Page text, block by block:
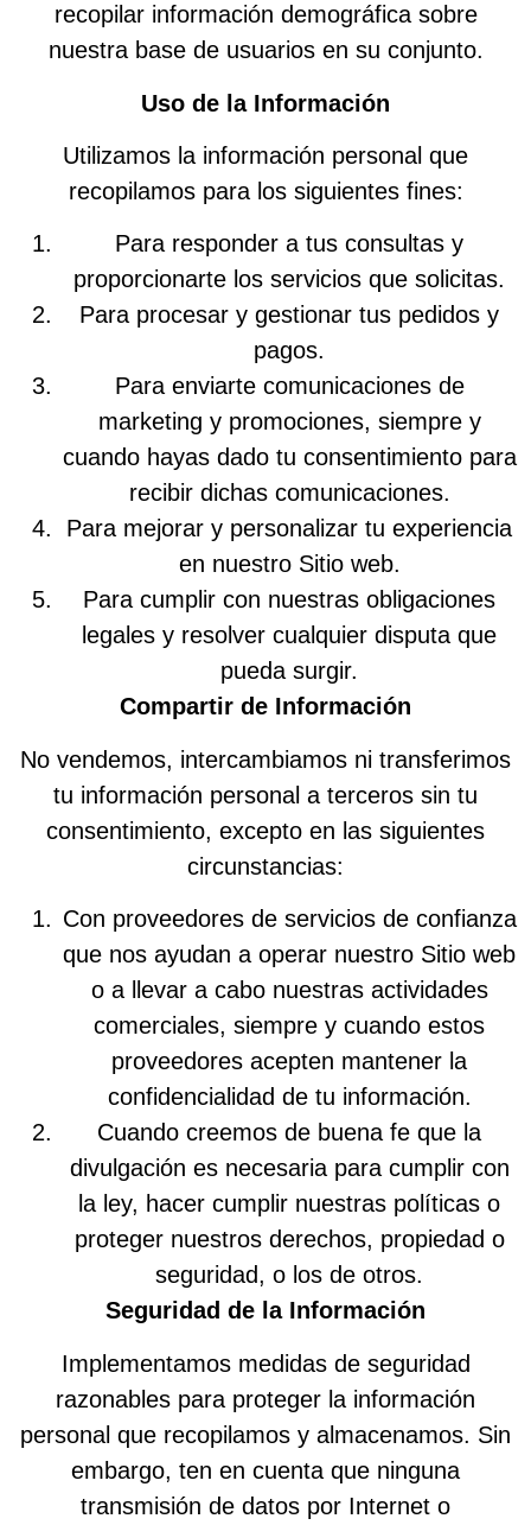
recopilar información demográfica sobre
nuestra base de usuarios en su conjunto.
Uso de la Información
Utilizamos la información personal que
recopilamos para los siguientes fines:
Para responder a tus consultas y
proporcionarte los servicios que solicitas.
Para procesar y gestionar tus pedidos y
pagos.
Para enviarte comunicaciones de
marketing y promociones, siempre y
cuando hayas dado tu consentimiento para
recibir dichas comunicaciones.
Para mejorar y personalizar tu experiencia
en nuestro Sitio web.
Para cumplir con nuestras obligaciones
legales y resolver cualquier disputa que
pueda surgir.
Compartir de Información
No vendemos, intercambiamos ni transferimos
tu información personal a terceros sin tu
consentimiento, excepto en las siguientes
circunstancias:
Con proveedores de servicios de confianza
que nos ayudan a operar nuestro Sitio web
o a llevar a cabo nuestras actividades
comerciales, siempre y cuando estos
proveedores acepten mantener la
confidencialidad de tu información.
Cuando creemos de buena fe que la
divulgación es necesaria para cumplir con
la ley, hacer cumplir nuestras políticas o
proteger nuestros derechos, propiedad o
seguridad, o los de otros.
Seguridad de la Información
Implementamos medidas de seguridad
razonables para proteger la información
personal que recopilamos y almacenamos. Sin
embargo, ten en cuenta que ninguna
transmisión de datos por Internet o